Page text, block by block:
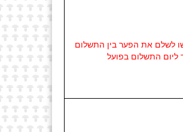
300,000 ש"ח כולל מע"מ. חוכרים אלה יידרשו לשלם את הפער בין התשלום